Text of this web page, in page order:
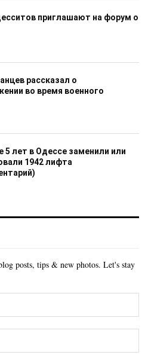
приглашают на форум о
рассказал о
во время военного
5 лет в Одессе заменили или
1942 лифта
posts, tips & new photos. Let's stay